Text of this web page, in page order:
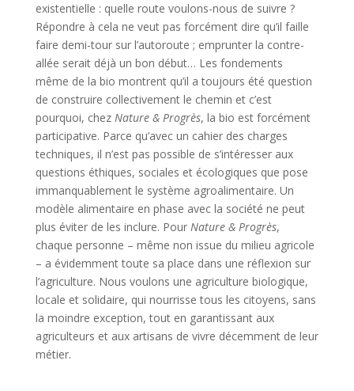
existentielle : quelle route voulons-nous de suivre ?
Répondre à cela ne veut pas forcément dire qu’il faille
faire demi-tour sur l’autoroute ; emprunter la contre-
allée serait déjà un bon début… Les fondements
même de la bio montrent qu’il a toujours été question
de construire collectivement le chemin et c’est
pourquoi, chez Nature & Progrès, la bio est forcément
participative. Parce qu’avec un cahier des charges
techniques, il n’est pas possible de s’intéresser aux
questions éthiques, sociales et écologiques que pose
immanquablement le système agroalimentaire. Un
modèle alimentaire en phase avec la société ne peut
plus éviter de les inclure. Pour Nature & Progrès,
chaque personne – même non issue du milieu agricole
– a évidemment toute sa place dans une réflexion sur
l’agriculture. Nous voulons une agriculture biologique,
locale et solidaire, qui nourrisse tous les citoyens, sans
la moindre exception, tout en garantissant aux
agriculteurs et aux artisans de vivre décemment de leur
métier.